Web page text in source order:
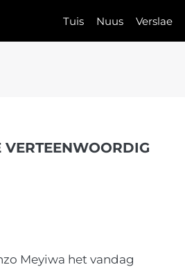
Tuis Nuus Verslae
Meyiwa het vandag